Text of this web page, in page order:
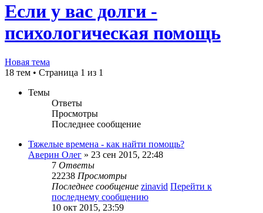
Если у вас долги -
психологическая помощь
Новая тема
18 тем • Страница 1 из 1
Темы
Ответы
Просмотры
Последнее сообщение
Тяжелые времена - как найти помощь?
Аверин Олег » 23 сен 2015, 22:48
7 Ответы
22238 Просмотры
Последнее сообщение zinavid Перейти к
последнему сообщению
10 окт 2015, 23:59